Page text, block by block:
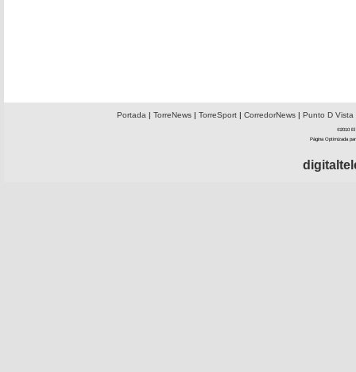
Portada | TorreNews| TorreSport| CorredorNews| Punto D Vista
©2010 El
Página Optimizada